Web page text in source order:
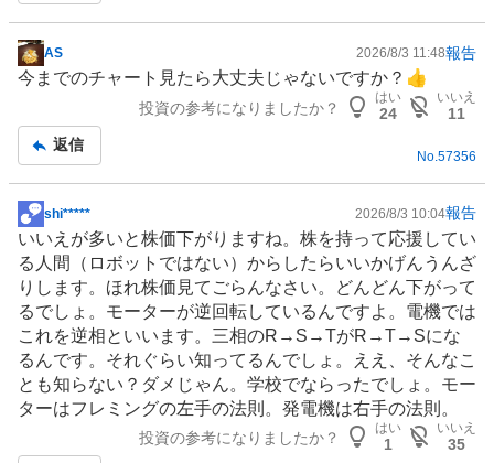
掲
示
事
AS 2026/8/3 11:48報告
今までのチャート見たら大丈夫じゃないですか？👍
投資の参考になりましたか？
はい
24
いいえ
11
返信
No. 57356
掲
示
板
記
事
shi***** 2026/8/3 10:04報告
いいえが多いと株価下がりますね。株を持って応援してい
る人間（ ロボット ではない）からしたらいいかげんうんざ
りします。ほれ株価見てごらんなさい。どんどん下がって
るでしょ。モーターが逆回転しているんですよ。電機では
これを逆相といいます。三相のR→S→TがR→T→Sにな
るんです。それぐらい知ってるんでしょ。ええ、そんなこ
とも知らない？ダメじゃん。学校でならったでしょ。モー
ターはフレミングの左手の法則。発電機は右手の法則。
投資の参考になりましたか？
はい
1
いいえ
35